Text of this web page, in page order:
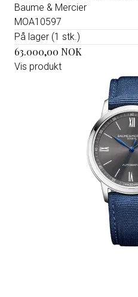
Baume & Mercier
MOA10597
På lager (1 stk.)
63.000,00 NOK
Vis produkt